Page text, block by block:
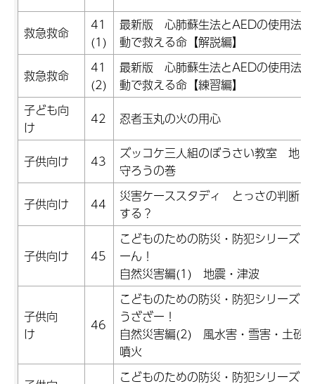
救急救命
41
(1)
最新版 心肺蘇生法とAEDの使用法
動で救える命【解説編】
救急救命
41
(2)
最新版 心肺蘇生法とAEDの使用法
動で救える命【練習編】
子ども向
け
42 忍者玉丸の火の用心
子供向け 43
ズッコケ三人組のぼうさい教室 地し
守ろうの巻
子供向け
44
災害ケーススタディ とっさの判断！
する？
子供向け 45
こどものための防災・防犯シリーズ
ーん！
自然災害編(1) 地震・津波
子供向
け
46
こどものための防災・防犯シリーズ
うざざー！
自然災害編(2) 風水害・雪害・土砂
噴火
こどものための防災・防犯シリーズ